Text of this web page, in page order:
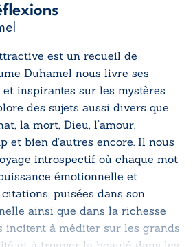
est un recueil de
Duhamel nous livre ses
inspirantes sur les mystères
des sujets aussi divers que
la mort, Dieu, l’amour,
et bien d’autres encore. Il nous
introspectif où chaque mot
émotionnelle et
puisées dans son
ainsi que dans la richesse
incitent à méditer sur les grands